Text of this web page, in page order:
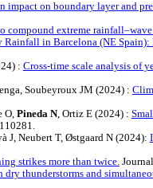
impact on boundary layer and
compound extreme
in Barcelona (NE
: Cross-time scale analysis of
Soubeyroux JM (2024) :
O, Pineda N, Ortiz E (2024) :
J, Neubert T, Østgaard N (2024):
strikes more than twice.
dry thunderstorms and